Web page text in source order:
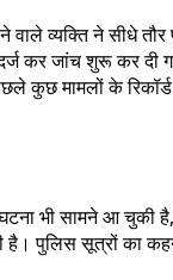
व्यक्ति ने सीधे
कर जांच शुरू कर
मामलों के
भी सामने आ
है। पुलिस सूत्रों